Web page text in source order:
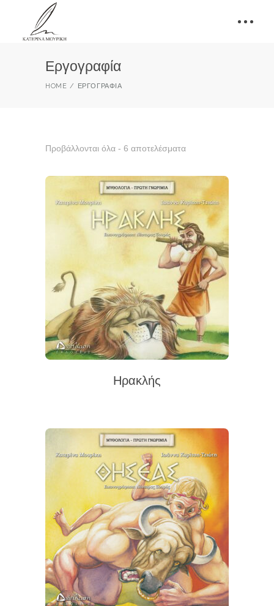
Εργογραφία
HOME ΕΡΓΟΓΡΑΦΊΑ
Προβάλλονται όλα - 6 αποτελέσματα
Ηρακλής